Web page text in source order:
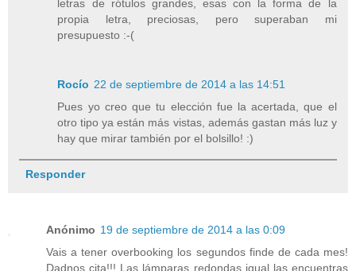
letras de rótulos grandes, esas con la forma de la
propia letra, preciosas, pero superaban mi
presupuesto :-(
Rocío 22 de septiembre de 2014 a las 14:51
Pues yo creo que tu elección fue la acertada, que el
otro tipo ya están más vistas, además gastan más luz y
hay que mirar también por el bolsillo! :)
Responder
Anónimo 19 de septiembre de 2014 a las 0:09
Vais a tener overbooking los segundos finde de cada mes!
Dadnos cita!!! Las lámparas redondas igual las encuentras